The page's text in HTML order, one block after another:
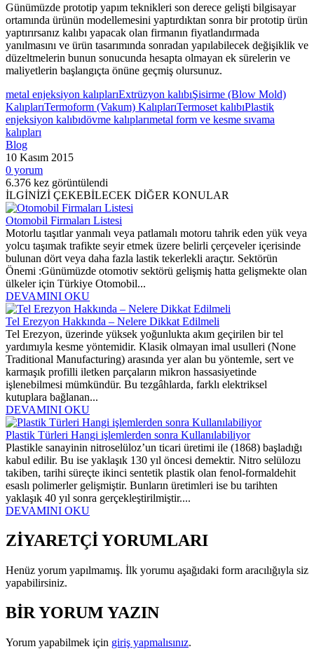
Günümüzde prototip yapım teknikleri son derece gelişti bilgisayar
ortamında ürünün modellemesini yaptırdıktan sonra bir prototip ürün
yaptırırsanız kalıbı yapacak olan firmanın fiyatlandırmada
yanılmasını ve ürün tasarımında sonradan yapılabilecek değişiklik ve
düzeltmelerin bunun sonucunda hesapta olmayan ek sürelerin ve
maliyetlerin başlangıçta önüne geçmiş olursunuz.
metal enjeksiyon kalıplarıExtrüzyon kalıbıŞisirme (Blow Mold)
KalıplarıTermoform (Vakum) KalıplarıTermoset kalıbıPlastik
enjeksiyon kalıbıdövme kalıplarımetal form ve kesme sıvama
kalıpları
Blog
10 Kasım 2015
0 yorum
6.376 kez görüntülendi
İLGİNİZİ ÇEKEBİLECEK DİĞER KONULAR
Otomobil Firmaları Listesi
Motorlu taşıtlar yanmalı veya patlamalı motoru tahrik eden yük veya
yolcu taşımak trafikte seyir etmek üzere belirli çerçeveler içerisinde
bulunan dört veya daha fazla lastik tekerlekli araçtır. Sektörün
Önemi :Günümüzde otomotiv sektörü gelişmiş hatta gelişmekte olan
ülkeler için Türkiye Otomobil...
DEVAMINI OKU
Tel Erezyon Hakkında – Nelere Dikkat Edilmeli
Tel Erezyon, üzerinde yüksek yoğunlukta akım geçirilen bir tel
yardımıyla kesme yöntemidir. Klasik olmayan imal usulleri (None
Traditional Manufacturing) arasında yer alan bu yöntemle, sert ve
karmaşık profilli iletken parçaların mikron hassasiyetinde
işlenebilmesi mümkündür. Bu tezgâhlarda, farklı elektriksel
kutuplara bağlanan...
DEVAMINI OKU
Plastik Türleri Hangi işlemlerden sonra Kullanılabiliyor
Plastikle sanayinin nitroselüloz’un ticari üretimi ile (1868) başladığı
kabul edilir. Bu ise yaklaşık 130 yıl öncesi demektir. Nitro selülozu
takiben, tarihi süreçte ikinci sentetik plastik olan fenol-formaldehit
esaslı polimerler gelişmiştir. Bunların üretimleri ise bu tarihten
yaklaşık 40 yıl sonra gerçekleştirilmiştir....
DEVAMINI OKU
ZİYARETÇİ YORUMLARI
Henüz yorum yapılmamış. İlk yorumu aşağıdaki form aracılığıyla siz
yapabilirsiniz.
BİR YORUM YAZIN
Yorum yapabilmek için giriş yapmalısınız.